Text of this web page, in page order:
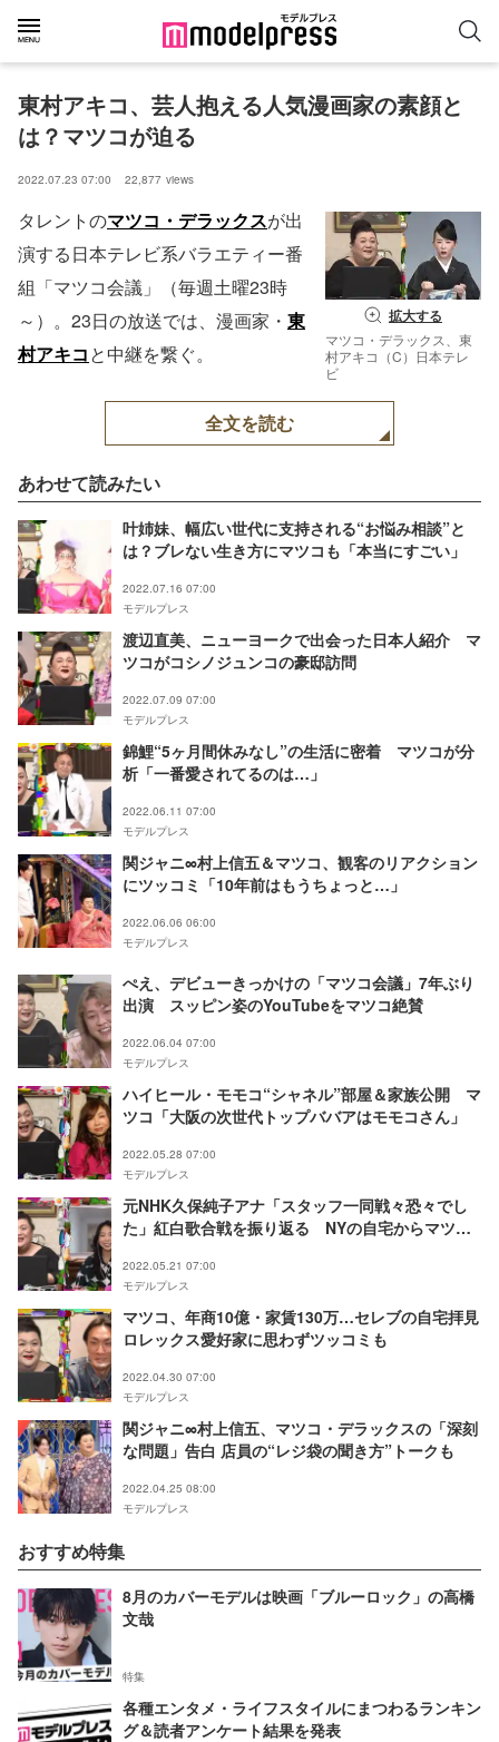
東村アキコ、芸人抱える人気漫画家の素顔と
は？マツコが迫る
2022.07.23 07:00 22,877 views
拡大する
マツコ・デラックス、東
村アキコ（C）日本テレ
ビ
タレントのマツコ・デラックスが出
演する日本テレビ系バラエティー番
組「マツコ会議」（毎週土曜23時
～）。23日の放送では、漫画家・ 東
村アキコと中継を繋ぐ。
全文を読む
あわせて読みたい
叶姉妹、幅広い世代に支持される“お悩み相談”と
は？ブレない生き方にマツコも「本当にすごい」
2022.07.16 07:00
モデルプレス
渡辺直美、ニューヨークで出会った日本人紹介 マ
ツコがコシノジュンコの豪邸訪問
2022.07.09 07:00
モデルプレス
錦鯉“5ヶ月間休みなし”の生活に密着 マツコが分
析「一番愛されてるのは…」
2022.06.11 07:00
モデルプレス
関ジャニ∞村上信五＆マツコ、観客のリアクション
にツッコミ「10年前はもうちょっと…」
2022.06.06 06:00
モデルプレス
ぺえ、デビューきっかけの「マツコ会議」7年ぶり
出演 スッピン姿のYouTubeをマツコ絶賛
2022.06.04 07:00
モデルプレス
ハイヒール・モモコ“シャネル”部屋＆家族公開 マ
ツコ「大阪の次世代トップババアはモモコさん」
2022.05.28 07:00
モデルプレス
元NHK久保純子アナ「スタッフ一同戦々恐々でし
た」紅白歌合戦を振り返る NYの自宅からマツコ
2022.05.21 07:00
モデルプレス
マツコ、年商10億・家賃130万…セレブの自宅拝見
ロレックス愛好家に思わずツッコミも
2022.04.30 07:00
モデルプレス
関ジャニ∞村上信五、マツコ・デラックスの「深刻
な問題」告白 店員の“レジ袋の聞き方”トークも
2022.04.25 08:00
モデルプレス
おすすめ特集
8月のカバーモデルは映画「ブルーロック」の高橋
文哉
特集
各種エンタメ・ライフスタイルにまつわるランキン
グ＆読者アンケート結果を発表